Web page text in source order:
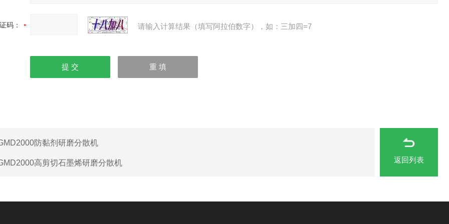
码： 请输入计算结果（填写阿拉伯数字），如：三加四=7
防黏剂研磨分散机
高剪切石墨烯研磨分散机 返回列表